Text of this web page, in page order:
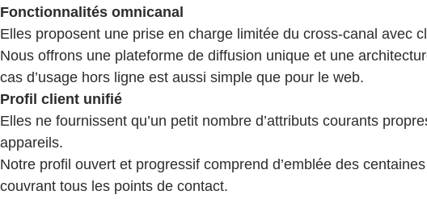
Fonctionnalités omnicanal
Elles proposent une prise en charge limitée du cross-canal avec
Nous offrons une plateforme de diffusion unique et une
cas d’usage hors ligne est aussi simple que pour le web.
Profil client unifié
Elles ne fournissent qu’un petit nombre d’attributs courants
appareils.
Notre profil ouvert et progressif comprend d’emblée des
couvrant tous les points de contact.